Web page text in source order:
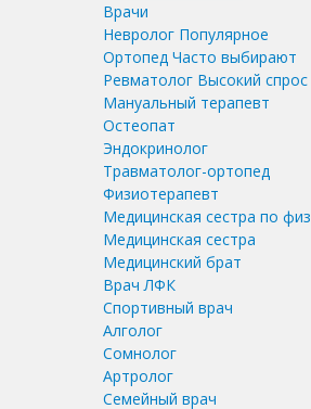
Врачи
Невролог Популярное
Ортопед Часто выбирают
Ревматолог Высокий спрос
Мануальный терапевт
Остеопат
Эндокринолог
Травматолог-ортопед
Физиотерапевт
Медицинская сестра по
Медицинская сестра
Медицинский брат
Врач ЛФК
Спортивный врач
Алголог
Сомнолог
Артролог
Семейный врач